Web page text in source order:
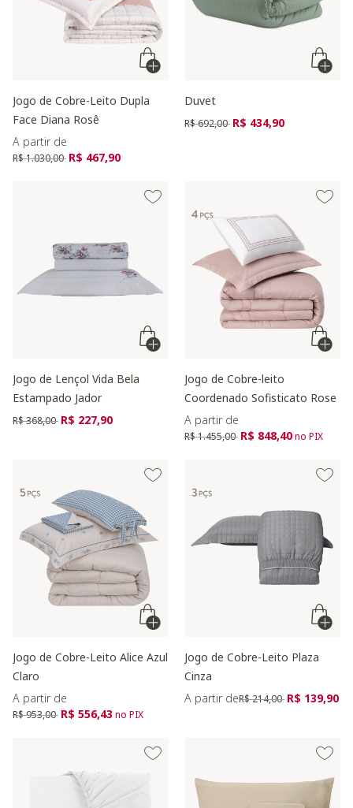
Jogo de Cobre-Leito Dupla
Face Diana Rosê
A partir de
Preço reduzido de
R$ 1.030,00 para
R$ 467,90
Duvet
Preço reduzido de
R$ 692,00 para
R$ 434,90
Jogo de Lençol Vida Bela
Estampado Jador
Preço reduzido de
R$ 368,00 para
R$ 227,90
Jogo de Cobre-leito
Coordenado Sofisticato Rose
A partir de
Preço reduzido de
R$ 1.455,00 para
R$ 848,40no PIX
Jogo de Cobre-Leito Alice Azul
Claro
A partir de
Preço reduzido de
R$ 953,00 para
R$ 556,43no PIX
Jogo de Cobre-Leito Plaza
Cinza
A partir dePreço reduzido de
R$ 214,00 para
R$ 139,90